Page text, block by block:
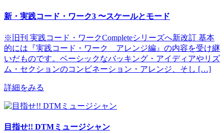
新・実践コード・ワーク3 〜スケールとモード
※旧刊 実践コード・ワークCompleteシリーズへ新改訂 基本
的には『実践コード・ワーク アレンジ編』の内容を受け継
いだものです。ベーシックなバッキング・アイディアやリズ
ム・セクションのコンビネーション・アレンジ、そし […]
詳細をみる
目指せ!! DTMミュージシャン